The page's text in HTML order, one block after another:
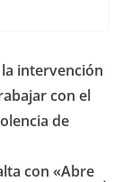
intervención
con el
de
con «Abre